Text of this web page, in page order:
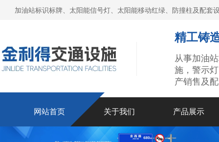
加油站标识标牌、太阳能信号灯、太阳能移动红绿、防撞柱及配
精工铸
从事加油
施，警示
产销售及
网站首页 关于我们 产品展示